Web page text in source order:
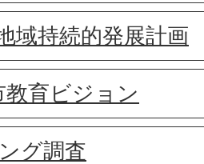
域持続的発展計画
教育ビジョン
グ調査